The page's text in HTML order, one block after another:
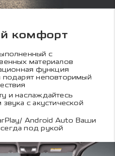
комфорт
с
материалов
функция
подарят неповторимый
и наслаждайтесь
с акустической
Android Auto Ваши
под рукой